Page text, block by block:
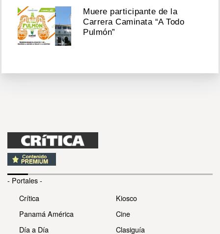
Muere participante de la
Carrera Caminata “A Todo
Pulmón”
- Portales -
Crítica
Panamá América
Día a Día
Kiosco
Cine
Clasiguía